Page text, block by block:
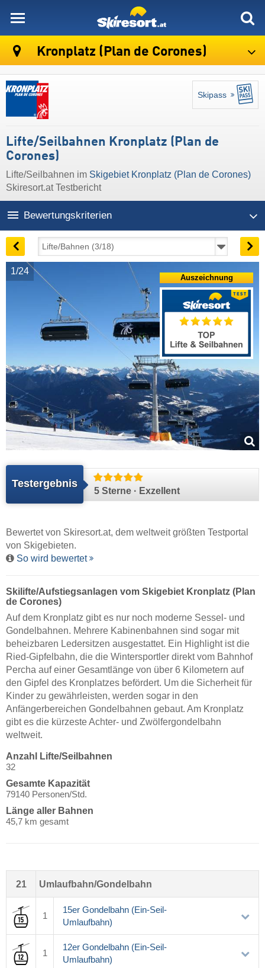
Kronplatz (Plan de Corones)
Skipass
Lifte/Seilbahnen Kronplatz (Plan de
Corones)
Lifte/Seilbahnen im Skigebiet Kronplatz (Plan de Corones)
Skiresort.at Testbericht
Bewertungskriterien
1/24
Testergebnis
5 Sterne · Exzellent
Auszeichnung
Bewertet von Skiresort.at, dem weltweit größten Testportal
von Skigebieten.
So wird bewertet
Skilifte/Aufstiegsanlagen vom Skigebiet Kronplatz (Plan
de Corones)
Auf dem Kronplatz gibt es nur noch moderne Sessel- und
Gondelbahnen. Mehrere Kabinenbahnen sind sogar mit
beheizbaren Ledersitzen ausgestattet. Ein Highlight ist die
Ried-Gipfelbahn, die die Wintersportler direkt vom Bahnhof
Percha auf einer Gesamtlänge von über 6 Kilometern auf
den Gipfel des Kronplatzes befördert. Um die Sicherheit für
Kinder zu gewährleisten, werden sogar in den
Anfängerbereichen Gondelbahnen gebaut. Am Kronplatz
gibt es die kürzeste Achter- und Zwölfergondelbahn
weltweit.
Anzahl Lifte/Seilbahnen
32
Gesamte Kapazität
79140 Personen/Std.
Länge aller Bahnen
45,7 km gesamt
21 Umlaufbahn/Gondelbahn
1
15er Gondelbahn (Ein-Seil-
Umlaufbahn)
1
12er Gondelbahn (Ein-Seil-
Umlaufbahn)